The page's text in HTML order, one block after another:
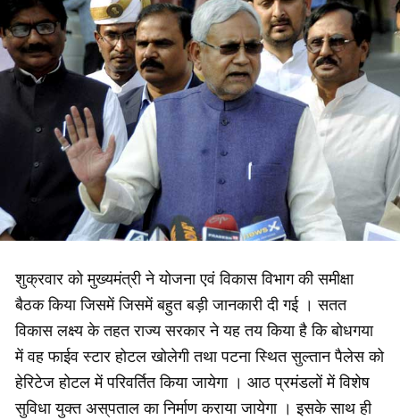
शुक्रवार को मुख्यमंत्री ने योजना एवं विकास विभाग की समीक्षा
बैठक किया जिसमें जिसमें बहुत बड़ी जानकारी दी गई । सतत
विकास लक्ष्य के तहत राज्य सरकार ने यह तय किया है कि बोधगया
में वह फाईव स्टार होटल खोलेगी तथा पटना स्थित सुल्तान पैलेस को
हेरिटेज होटल में परिवर्तित किया जायेगा । आठ प्रमंडलों में विशेष
सुविधा युक्त अस्पताल का निर्माण कराया जायेगा । इसके साथ ही